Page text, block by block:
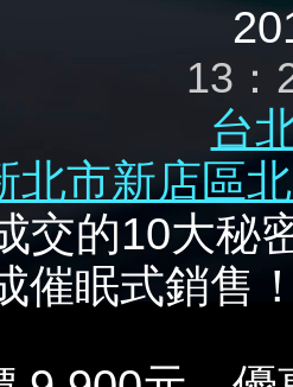
13：
台
北市新店區
交的10大
催眠式銷售